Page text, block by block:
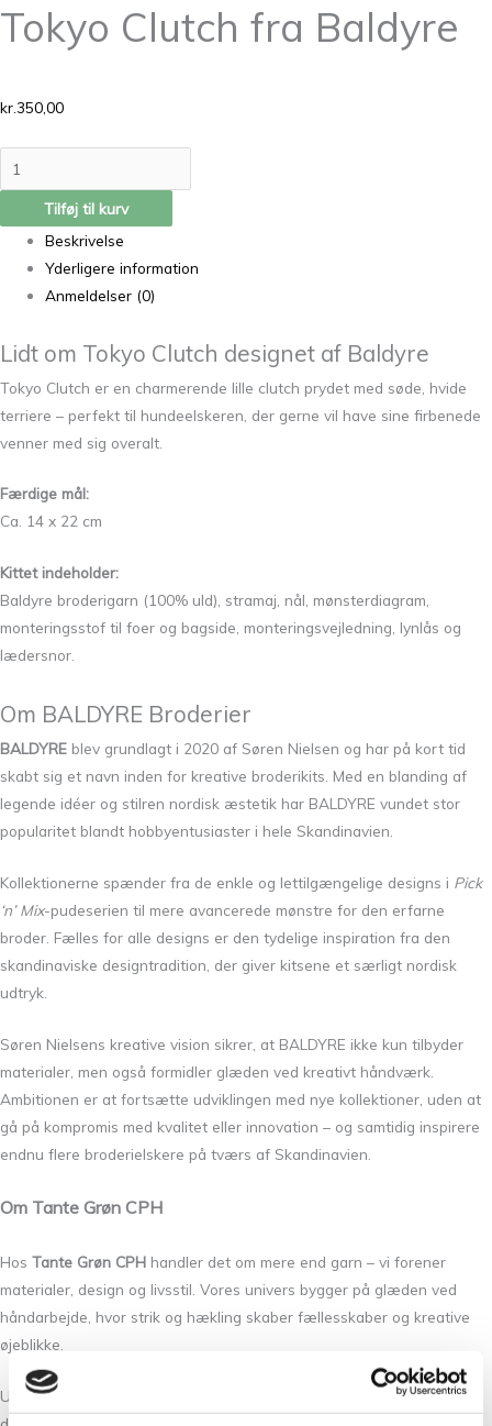
Tokyo Clutch fra Baldyre
kr.350,00
Tilføj til kurv
Beskrivelse
Yderligere information
Anmeldelser (0)
Lidt om Tokyo Clutch designet af Baldyre
Tokyo Clutch er en charmerende lille clutch prydet med søde, hvide
terriere – perfekt til hundeelskeren, der gerne vil have sine firbenede
venner med sig overalt.
Færdige mål:
Ca. 14 x 22 cm
Kittet indeholder:
Baldyre broderigarn (100% uld), stramaj, nål, mønsterdiagram,
monteringsstof til foer og bagside, monteringsvejledning, lynlås og
lædersnor.
Om BALDYRE Broderier
BALDYRE blev grundlagt i 2020 af Søren Nielsen og har på kort tid
skabt sig et navn inden for kreative broderikits. Med en blanding af
legende idéer og stilren nordisk æstetik har BALDYRE vundet stor
popularitet blandt hobbyentusiaster i hele Skandinavien.
Kollektionerne spænder fra de enkle og lettilgængelige designs i Pick
‘n’ Mix-pudeserien til mere avancerede mønstre for den erfarne
broder. Fælles for alle designs er den tydelige inspiration fra den
skandinaviske designtradition, der giver kitsene et særligt nordisk
udtryk.
Søren Nielsens kreative vision sikrer, at BALDYRE ikke kun tilbyder
materialer, men også formidler glæden ved kreativt håndværk.
Ambitionen er at fortsætte udviklingen med nye kollektioner, uden at
gå på kompromis med kvalitet eller innovation – og samtidig inspirere
endnu flere broderielskere på tværs af Skandinavien.
Om Tante Grøn CPH
Hos Tante Grøn CPH handler det om mere end garn – vi forener
materialer, design og livsstil. Vores univers bygger på glæden ved
håndarbejde, hvor strik og hækling skaber fællesskaber og kreative
øjeblikke.
Ud over garn finder du hos os et nøje udvalgt sortiment af produkter,